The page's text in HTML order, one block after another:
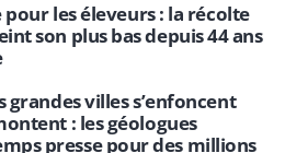
les éleveurs : la récolte
son plus bas depuis 44 ans
villes s’enfoncent
: les géologues
presse pour des millions